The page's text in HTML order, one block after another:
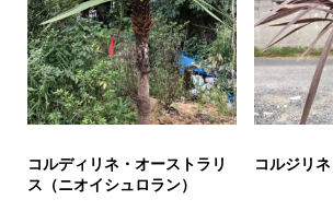
コルディリネ・オーストラリ
ス（ニオイシュロラン）
コルジリ